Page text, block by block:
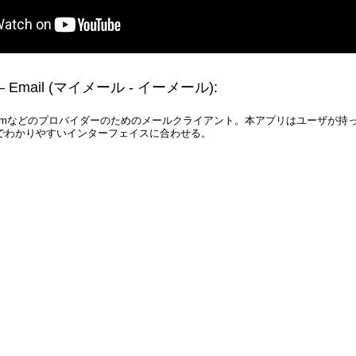
Email (マイメール ‐ イーメール):
どのプロバイダーのためのメールクライアント。本アプリはユーザが持
かりやすいインターフェイスに合わせる。